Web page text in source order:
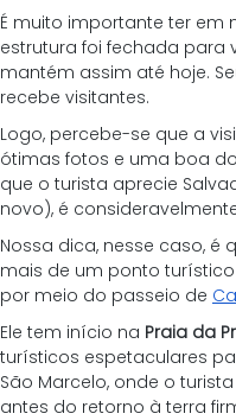
É muito importante ter em
estrutura foi fechada para
mantém assim até hoje.
recebe visitantes.
Logo, percebe-se que a
ótimas fotos e uma boa
que o turista aprecie
novo), é
Nossa dica, nesse caso,
mais de um ponto
por meio do passeio de
Ele tem início na Praia da
turísticos espetaculares
São Marcelo, onde o
antes do retorno à terra